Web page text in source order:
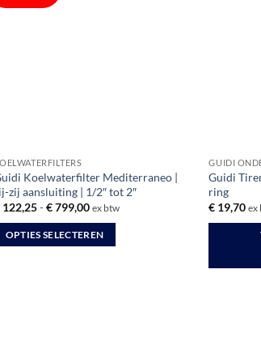
Koelwaterfilter Mediterraneo |
zij aansluiting | 1/2″ tot 2″
122,25-€799,00Prijsklasse:
tot
€ 799,00
ex btw
OPTIES SELECTEREN
GUIDI
Guidi
ring
€ 19,70 ex